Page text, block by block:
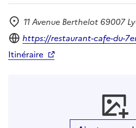
Adresse
11 Avenue Berthelot 69007
Site internet
https://restaurant-cafe-du-
Itinéraire